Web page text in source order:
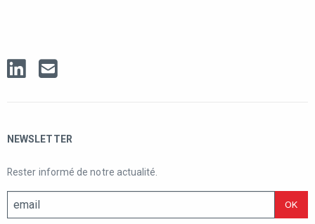
NEWSLETTER
Rester informé de notre actualité.